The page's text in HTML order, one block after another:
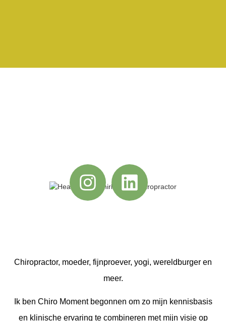
Chiropractor, moeder, fijnproever, yogi, wereldburger en
meer.
Ik ben Chiro Moment begonnen om zo mijn kennisbasis
en klinische ervaring te combineren met mijn visie op